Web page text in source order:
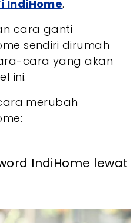
IndiHome.
cara ganti
sendiri dirumah
cara yang akan
ini.
merubah
IndiHome lewat